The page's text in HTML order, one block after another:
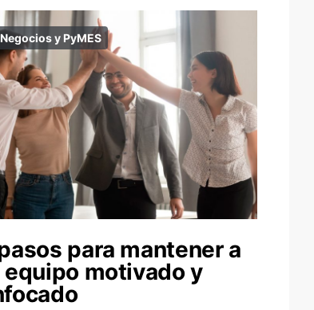
Negocios y PyMES
para mantener a
motivado y